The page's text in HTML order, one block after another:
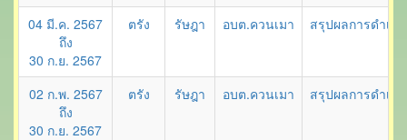
04 มี.ค. 2567
ถึง
30 ก.ย. 2567
ตรัง รัษฎา อบต.ควนเมา สรุปผลการดำเนิ
02 ก.พ. 2567
ถึง
30 ก.ย. 2567
ตรัง รัษฎา อบต.ควนเมา สรุปผลการดำเนิ